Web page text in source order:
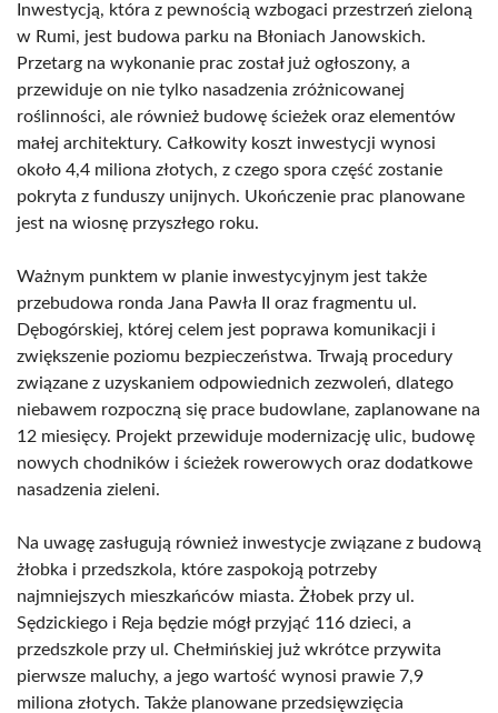
Inwestycją, która z pewnością wzbogaci przestrzeń zieloną
w Rumi, jest budowa parku na Błoniach Janowskich.
Przetarg na wykonanie prac został już ogłoszony, a
przewiduje on nie tylko nasadzenia zróżnicowanej
roślinności, ale również budowę ścieżek oraz elementów
małej architektury. Całkowity koszt inwestycji wynosi
około 4,4 miliona złotych, z czego spora część zostanie
pokryta z funduszy unijnych. Ukończenie prac planowane
jest na wiosnę przyszłego roku.
Ważnym punktem w planie inwestycyjnym jest także
przebudowa ronda Jana Pawła II oraz fragmentu ul.
Dębogórskiej, której celem jest poprawa komunikacji i
zwiększenie poziomu bezpieczeństwa. Trwają procedury
związane z uzyskaniem odpowiednich zezwoleń, dlatego
niebawem rozpoczną się prace budowlane, zaplanowane na
12 miesięcy. Projekt przewiduje modernizację ulic, budowę
nowych chodników i ścieżek rowerowych oraz dodatkowe
nasadzenia zieleni.
Na uwagę zasługują również inwestycje związane z budową
żłobka i przedszkola, które zaspokoją potrzeby
najmniejszych mieszkańców miasta. Żłobek przy ul.
Sędzickiego i Reja będzie mógł przyjąć 116 dzieci, a
przedszkole przy ul. Chełmińskiej już wkrótce przywita
pierwsze maluchy, a jego wartość wynosi prawie 7,9
miliona złotych. Także planowane przedsięwzięcia